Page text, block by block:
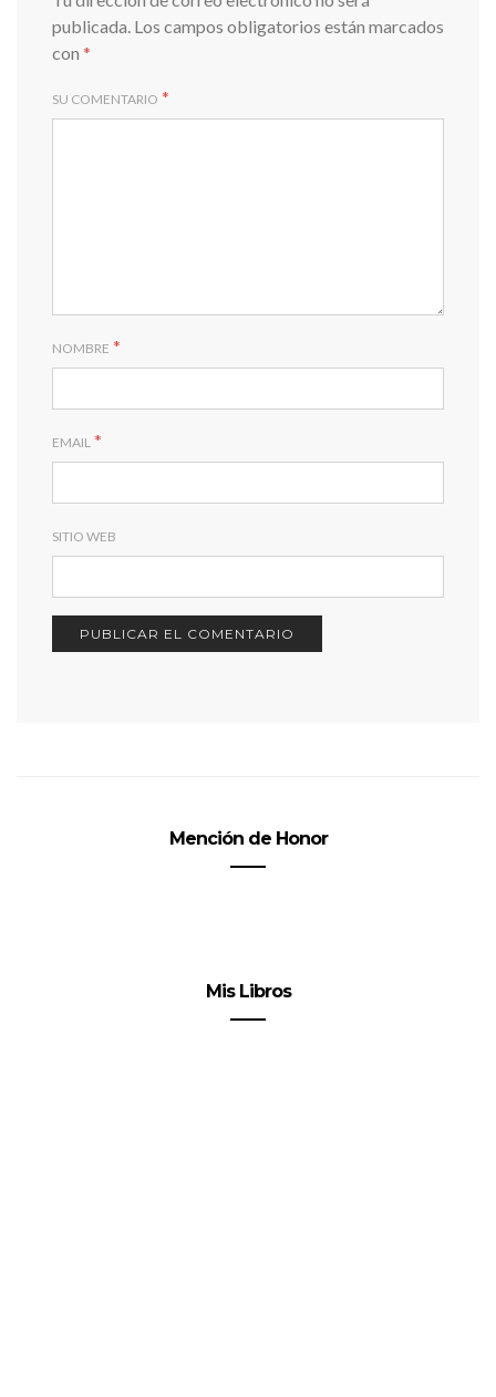
publicada. Los campos obligatorios están marcados
con *
SU COMENTARIO *
NOMBRE *
EMAIL *
SITIO WEB
Mención de Honor
Mis Libros